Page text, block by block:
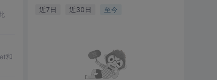
和
近7日 近30日 至今